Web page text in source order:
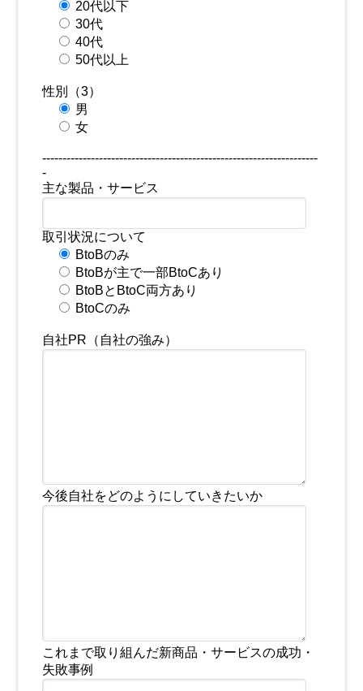
20代以下
30代
40代
50代以上
性別（3）
男
女
--------------------------------------------------------------------
-
主な製品・サービス
取引状況について
BtoBのみ
BtoBが主で一部BtoCあり
BtoBとBtoC両方あり
BtoCのみ
自社PR（自社の強み）
今後自社をどのようにしていきたいか
これまで取り組んだ新商品・サービスの成功・
失敗事例